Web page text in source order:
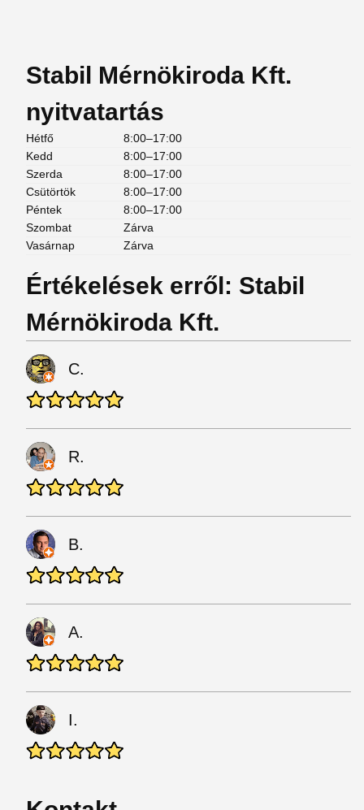
Stabil Mérnökiroda Kft.
nyitvatartás
Hétfő
8:00–17:00
Kedd
8:00–17:00
Szerda
8:00–17:00
Csütörtök
8:00–17:00
Péntek
8:00–17:00
Szombat
Zárva
Vasárnap
Zárva
Értékelések erről: Stabil
Mérnökiroda Kft.
C.
R.
B.
A.
I.